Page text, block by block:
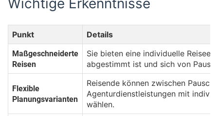
Punkt Details
Maßgeschneiderte
Reisen
Sie bieten eine individuelle
abgestimmt ist und sich von
Flexible
Planungsvarianten
Reisende können zwischen
Agenturdienstleistungen mit
wählen.